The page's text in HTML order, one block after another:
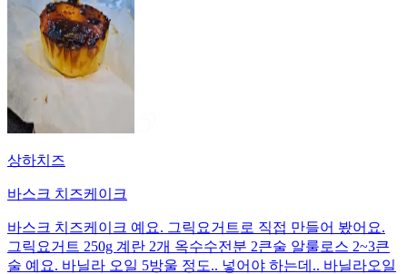
상하치즈
바스크 치즈케이크
바스크 치즈케이크 예요. 그릭요거트로 직접 만들어 봤어요.
그릭요거트 250g 계란 2개 옥수수전분 2큰술 알룰로스 2~3큰
술 예요. 바닐라 오일 5방울 정도.. 넣어야 하는데.. 바닐라오일